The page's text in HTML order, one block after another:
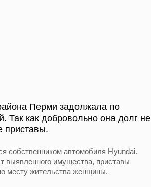
Перми задолжала по
Так как добровольно она долг не
приставы.
собственником автомобиля Hyundai.
выявленного имущества, приставы
месту жительства женщины.